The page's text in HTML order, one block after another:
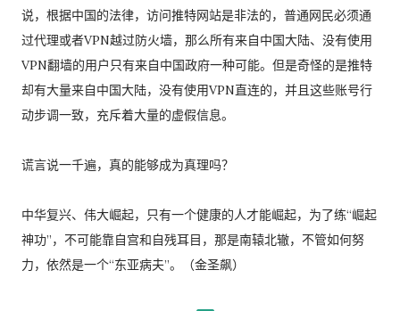
说，根据中国的法律，访问推特网站是非法的，普通网民必须通
过代理或者VPN越过防火墙，那么所有来自中国大陆、没有使用
VPN翻墙的用户只有来自中国政府一种可能。但是奇怪的是推特
却有大量来自中国大陆，没有使用VPN直连的，并且这些账号行
动步调一致，充斥着大量的虚假信息。
谎言说一千遍，真的能够成为真理吗？
中华复兴、伟大崛起，只有一个健康的人才能崛起，为了练“崛起
神功”，不可能靠自宫和自残耳目，那是南辕北辙，不管如何努
力，依然是一个“东亚病夫”。（金圣飙）